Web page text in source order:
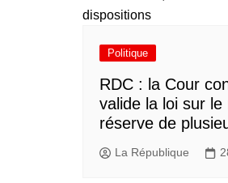
Politique
RDC : la Cour
valide la loi sur
réserve de
La République